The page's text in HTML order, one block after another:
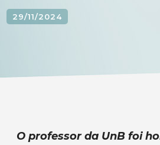
29/11/2024
O professor da UnB foi